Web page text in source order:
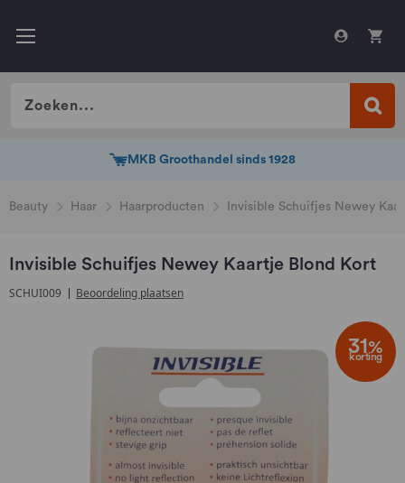
MKB Groothandel sinds 1928
Beauty Haar Haarproducten Invisible Schuifjes Newey
Invisible Schuifjes Newey Kaartje Blond Kort
SCHUI009 Beoordeling plaatsen
31 %
korting